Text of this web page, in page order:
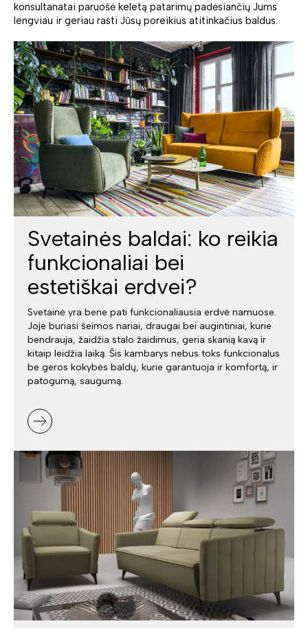
konsultanatai paruošė keletą patarimų padėsiančių Jums
lengviau ir geriau rasti Jūsų poreikius atitinkačius baldus.
Svetainės baldai: ko reikia
funkcionaliai bei
estetiškai erdvei?
Svetainė yra bene pati funkcionaliausia erdvė namuose.
Joje buriasi šeimos nariai, draugai bei augintiniai, kurie
bendrauja, žaidžia stalo žaidimus, geria skanią kavą ir
kitaip leidžia laiką. Šis kambarys nebus toks funkcionalus
be geros kokybės baldų, kurie garantuoja ir komfortą, ir
patogumą, saugumą.